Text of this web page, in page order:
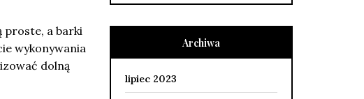
proste, a barki
wykonywania
dolną
Archiwa
lipiec 2023